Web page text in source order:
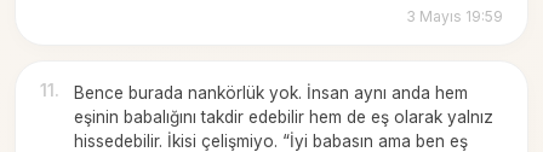
3 Mayıs 19:59
11 .
Bence burada nankörlük yok. İnsan aynı anda hem
eşinin babalığını takdir edebilir hem de eş olarak yalnız
hissedebilir. İkisi çelişmiyo. “İyi babasın ama ben eş